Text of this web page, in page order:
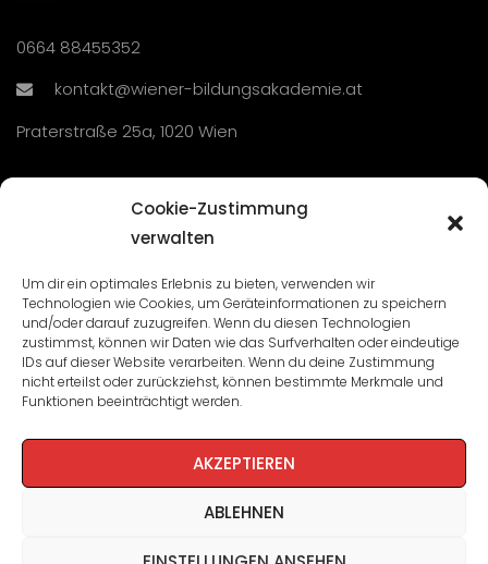
Cookie-Zustimmung
verwalten
Um dir ein optimales Erlebnis zu bieten, verwenden wir
Technologien wie Cookies, um Geräteinformationen zu speichern
und/oder darauf zuzugreifen. Wenn du diesen Technologien
zustimmst, können wir Daten wie das Surfverhalten oder eindeutige
IDs auf dieser Website verarbeiten. Wenn du deine Zustimmung
nicht erteilst oder zurückziehst, können bestimmte Merkmale und
Funktionen beeinträchtigt werden.
AKZEPTIEREN
ABLEHNEN
0664 88455352
kontakt@wiener-bildungsakademie.at
Praterstraße 25a, 1020 Wien
Seminare und Veranstaltungen
Lehrgänge
WBA: Direktion und Team
Impressum/Datenschutz
Cookie-Richtlinie